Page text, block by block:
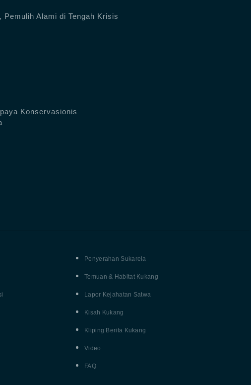
Alami di Tengah Krisis
Konservasionis
Penyerahan Sukarela
Temuan & Habitat Kukang
Lapor Kejahatan Satwa
Kisah Kukang
Kliping Berita Kukang
Video
FAQ